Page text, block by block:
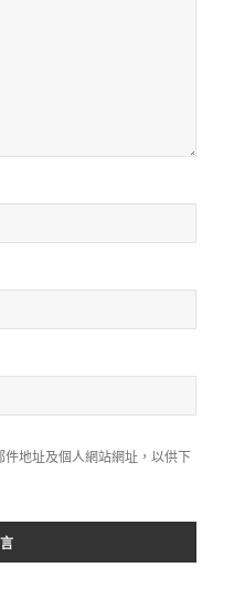
地址及個人網站網址，以供下